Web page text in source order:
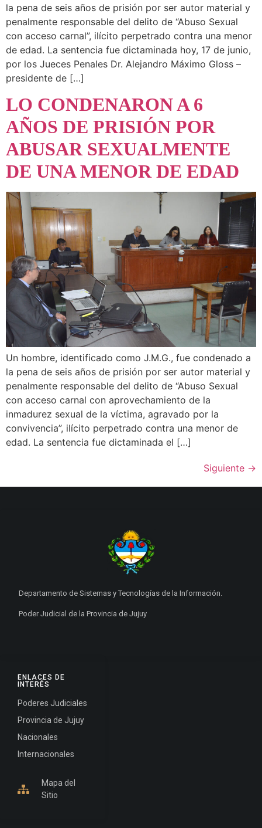
la pena de seis años de prisión por ser autor material y
penalmente responsable del delito de “Abuso Sexual
con acceso carnal”, ilícito perpetrado contra una menor
de edad. La sentencia fue dictaminada hoy, 17 de junio,
por los Jueces Penales Dr. Alejandro Máximo Gloss –
presidente de […]
LO CONDENARON A 6
AÑOS DE PRISIÓN POR
ABUSAR SEXUALMENTE
DE UNA MENOR DE EDAD
Un hombre, identificado como J.M.G., fue condenado a
la pena de seis años de prisión por ser autor material y
penalmente responsable del delito de “Abuso Sexual
con acceso carnal con aprovechamiento de la
inmadurez sexual de la víctima, agravado por la
convivencia”, ilícito perpetrado contra una menor de
edad. La sentencia fue dictaminada el […]
Siguiente →
ENLACES DE
INTERÉS
Poderes Judiciales
Provincia de Jujuy
Nacionales
Internacionales
Mapa del
Sitio
Departamento de Sistemas y Tecnologías de la Información.
Poder Judicial de la Provincia de Jujuy